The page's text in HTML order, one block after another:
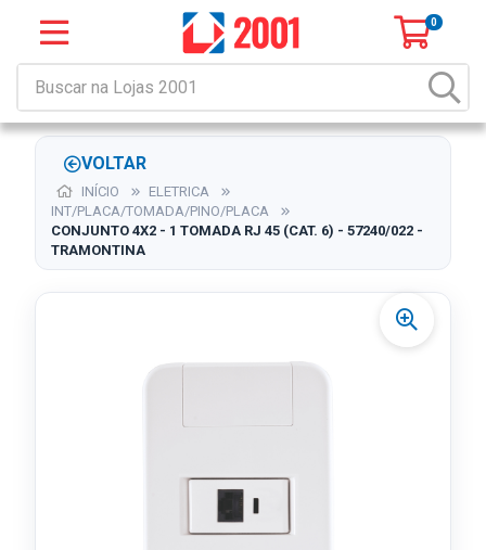
0
VOLTAR
INÍCIO
ELETRICA
INT/PLACA/TOMADA/PINO/PLACA
CONJUNTO 4X2 - 1 TOMADA RJ 45 (CAT. 6) - 57240/022 -
TRAMONTINA